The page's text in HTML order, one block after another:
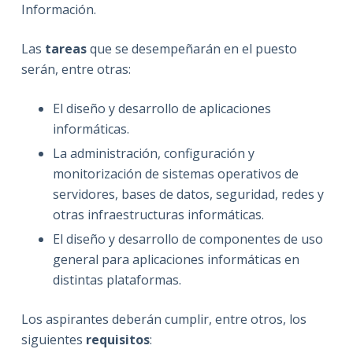
Información.
Las tareasque se desempeñarán en el puesto
serán, entre otras:
El diseño y desarrollo de aplicaciones
informáticas.
La administración, configuración y
monitorización de sistemas operativos de
servidores, bases de datos, seguridad, redes y
otras infraestructuras informáticas.
El diseño y desarrollo de componentes de uso
general para aplicaciones informáticas en
distintas plataformas.
Los aspirantes deberán cumplir, entre otros, los
siguientes requisitos: